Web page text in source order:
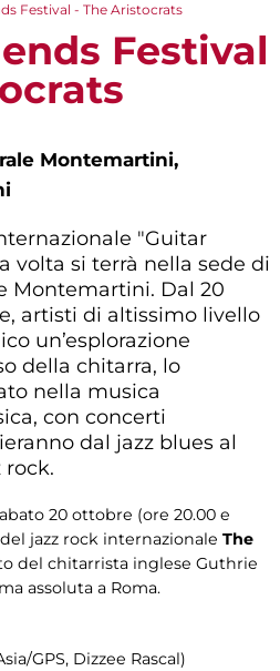
Festival - The Aristocrats
Festival
Montemartini,
"Guitar
volta si terrà nella sede di
Montemartini. Dal 20
artisti di altissimo livello
un’esplorazione
della chitarra, lo
nella musica
con concerti
dal jazz blues al
rock.
20 ottobre (ore 20.00 e
jazz rock internazionale The
del chitarrista inglese Guthrie
assoluta a Roma.
GPS, Dizzee Rascal)